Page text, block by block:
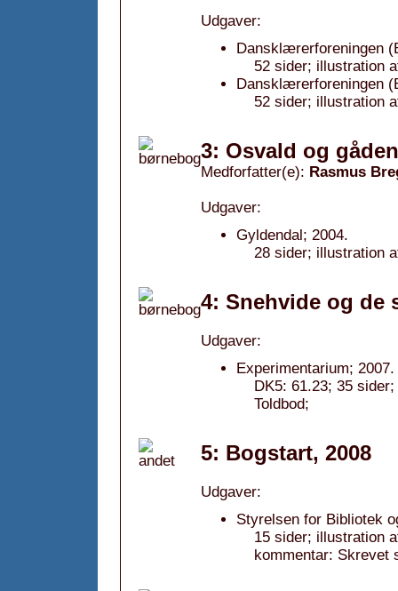
Udgaver:
Dansklærerforeningen
52 sider; illustration
Dansklærerforeningen
52 sider; illustration
3: Osvald og
Medforfatter(e): Rasmus
Udgaver:
Gyldendal; 2004.
28 sider; illustration
4: Snehvide og de
Udgaver:
Experimentarium; 2007.
DK5: 61.23; 35
Toldbod;
5: Bogstart, 2008
Udgaver:
Styrelsen for Bibliotek
15 sider; illustration
kommentar: Skrevet